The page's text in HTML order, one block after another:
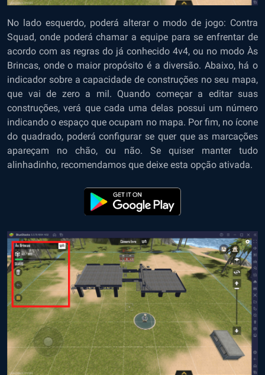
No lado esquerdo, poderá alterar o modo de jogo: Contra
Squad, onde poderá chamar a equipe para se enfrentar de
acordo com as regras do já conhecido 4v4, ou no modo Às
Brincas, onde o maior propósito é a diversão. Abaixo, há o
indicador sobre a capacidade de construções no seu mapa,
que vai de zero a mil. Quando começar a editar suas
construções, verá que cada uma delas possui um número
indicando o espaço que ocupam no mapa. Por fim, no ícone
do quadrado, poderá configurar se quer que as marcações
apareçam no chão, ou não. Se quiser manter tudo
alinhadinho, recomendamos que deixe esta opção ativada.